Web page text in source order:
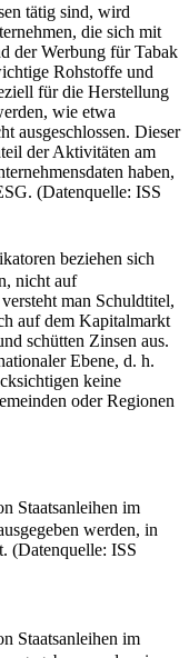
tätig sind, wird
die sich mit
der Werbung für Tabak
Rohstoffe und
für die Herstellung
wie etwa
ausgeschlossen. Dieser
der Aktivitäten am
haben,
(Datenquelle: ISS
beziehen sich
nicht auf
man Schuldtitel,
auf dem Kapitalmarkt
schütten Zinsen aus.
Ebene, d. h.
keine
oder Regionen
Staatsanleihen im
werden, in
(Datenquelle: ISS
Staatsanleihen im